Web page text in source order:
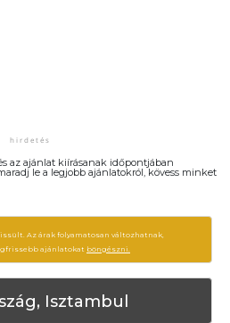
az ajánlat kiírásanak időpontjában
le a legjobb ajánlatokról, kövess minket
Az árak folyamatosan változhatnak,
ajánlatokat böngészni.
Isztambul